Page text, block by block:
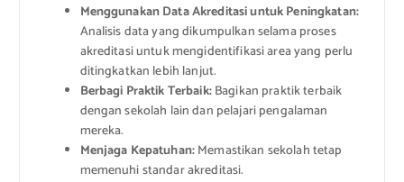
Menggunakan Data Akreditasi untuk Peningkatan:
Analisis data yang dikumpulkan selama proses
akreditasi untuk mengidentifikasi area yang perlu
ditingkatkan lebih lanjut.
Berbagi Praktik Terbaik:Bagikan praktik terbaik
dengan sekolah lain dan pelajari pengalaman
mereka.
Menjaga Kepatuhan:Memastikan sekolah tetap
memenuhi standar akreditasi.